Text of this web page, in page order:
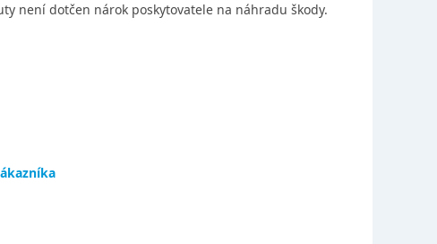
není dotčen nárok poskytovatele na náhradu škody.